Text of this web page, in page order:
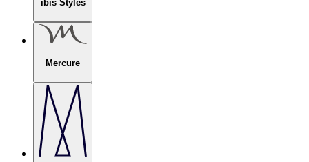
ibis Styles
Mercure